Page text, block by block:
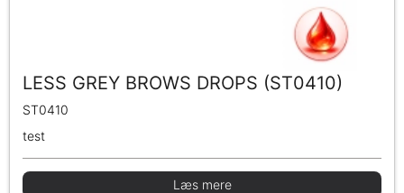
LESS GREY BROWS DROPS (ST0410)
ST0410
test
Læs mere